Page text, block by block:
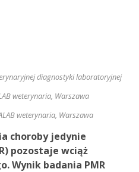
diagnostyki laboratoryjnej
weterynaria, Warszawa
weterynaria, Warszawa
choroby jedynie
pozostaje wciąż
Wynik badania PMR